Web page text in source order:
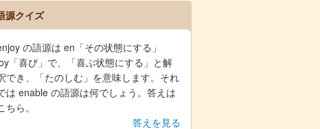
源クイズ
の語源は en「その状態にする」
「喜び」で、「喜ぶ状態にする」と解
でき、「たのしむ」を意味します。それ
は enable の語源は何でしょう。答えは
ちら。
答えを見る